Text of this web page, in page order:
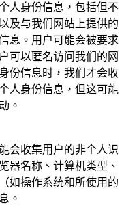
人身份信息，包括但不
及与我们网站上提供的
息。用户可能会被要求
可以匿名访问我们的网
份信息时，我们才会收
人身份信息，但这可能
。
会收集用户的非个人识
器名称、计算机类型、
如操作系统和所使用的
。